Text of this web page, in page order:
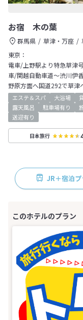
お宿 木の葉
群馬県 草津・万座
東京：
電車/上野駅より特急草津
車/関越自動車道～渋川伊
野原方面へ国道292で草津
エステ＆スパ 大浴場
露天風呂
駐車場有り
送迎有り
日本旅行
JR＋宿泊プ